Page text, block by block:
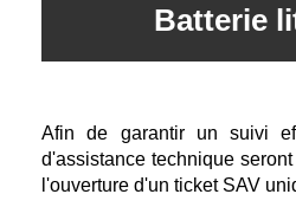
Batterie
Afin de garantir un suivi
d'assistance technique
l'ouverture d'un ticket SAV